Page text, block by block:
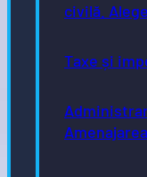
civilă.
Taxe și